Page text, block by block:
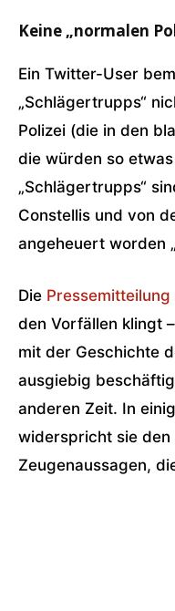
Keine „normalen
Ein Twitter-User
„Schlägertrupps“
Polizei (die in den
die würden so
„Schlägertrupps“
Constellis und von
angeheuert worden
Die
den Vorfällen klingt
mit der Geschichte
ausgiebig
anderen Zeit. In
widerspricht sie den
Zeugenaussagen,